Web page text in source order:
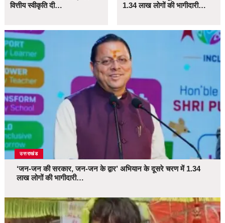
वित्तीय स्वीकृति दी…
1.34 लाख लोगों की भागीदारी…
उत्तराखंड
‘जन-जन की सरकार, जन-जन के द्वार’ अभियान के दूसरे चरण में 1.34
लाख लोगों की भागीदारी…